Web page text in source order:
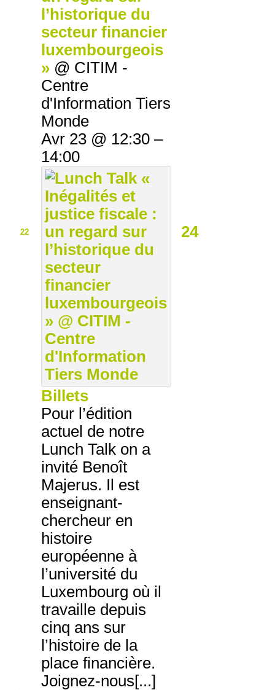
22
l’historique du
secteur financier
luxembourgeois
» @ CITIM -
Centre
d'Information Tiers
Monde
Avr 23 @ 12:30 –
14:00
Billets
Pour l’édition
actuel de notre
Lunch Talk on a
invité Benoît
Majerus. Il est
enseignant-
chercheur en
histoire
européenne à
l’université du
Luxembourg où il
travaille depuis
cinq ans sur
l’histoire de la
place financière.
Joignez-nous[...]
24